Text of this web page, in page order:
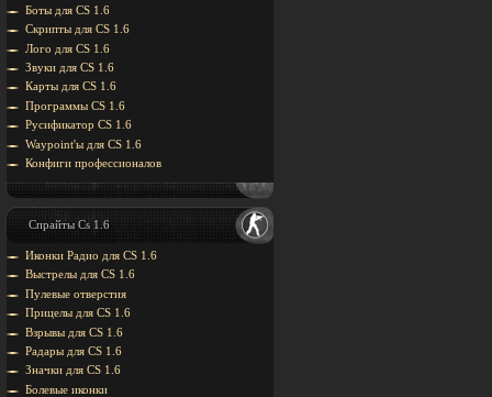
Боты для CS 1.6
Скрипты для CS 1.6
Лого для CS 1.6
Звуки для CS 1.6
Карты для CS 1.6
Программы CS 1.6
Русификатор CS 1.6
Waypoint'ы для CS 1.6
Конфиги профессионалов
Спрайты Cs 1.6
Иконки Радио для CS 1.6
Выстрелы для CS 1.6
Пулевые отверстия
Прицелы для CS 1.6
Взрывы для CS 1.6
Радары для CS 1.6
Значки для CS 1.6
Болевые иконки